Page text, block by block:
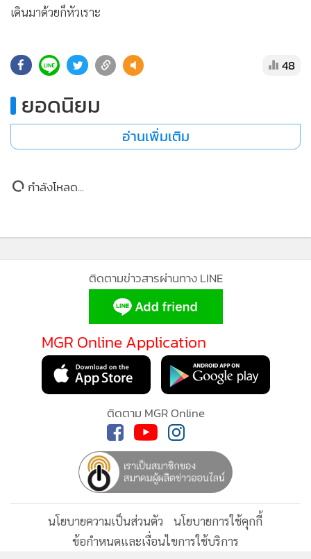
• หุ้น
• กองทุนรวม
• Celeb Online
• Factcheck
• ญี่ปุ่น
•
เดินมาด้วยก็หัวเราะ
48
ยอดนิยม
อ่านเพิ่มเติม
กำลังโหลด...
ติดตามข่าวสารผ่านทาง LINE
MGR Online Application
ติดตาม MGR Online
นโยบายความเป็นส่วนตัว
นโยบายการใช้คุกกี้
ข้อกำหนดและเงื่อนไขการใช้บริการ